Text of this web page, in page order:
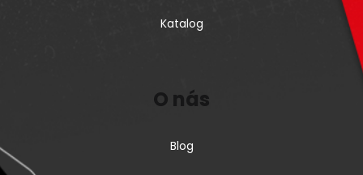
Katalog
O nás
Blog